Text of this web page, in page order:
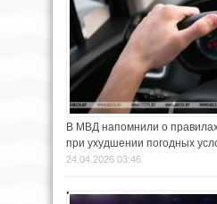
В МВД напомнили о
при ухудшении погодных
24.04.2026 03:46